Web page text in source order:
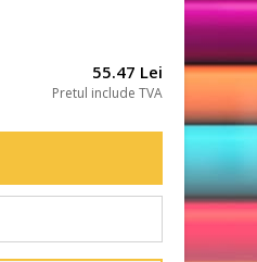
55.47 Lei
Pretul include TVA